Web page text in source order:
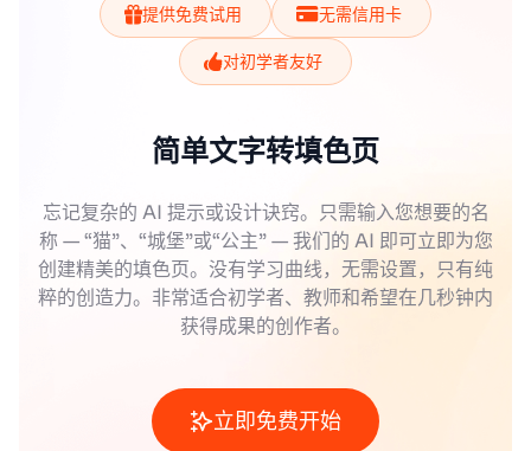
提供免费试用 无需信用卡
对初学者友好
简单文字转填色页
忘记复杂的 AI 提示或设计诀窍。只需输入您想要的名
称 — “猫”、“城堡”或“公主” — 我们的 AI 即可立即为您
创建精美的填色页。没有学习曲线，无需设置，只有纯
粹的创造力。非常适合初学者、教师和希望在几秒钟内
获得成果的创作者。
立即免费开始